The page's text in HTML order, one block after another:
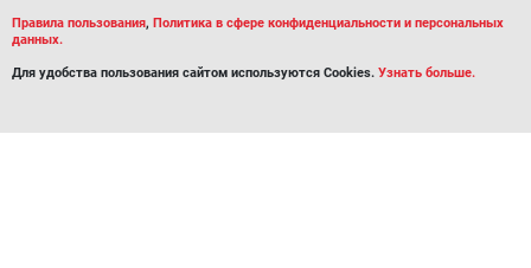
Правила пользования, Политика в сфере конфиденциальности и персональных
данных.
Для удобства пользования сайтом используются Cookies. Узнать больше.